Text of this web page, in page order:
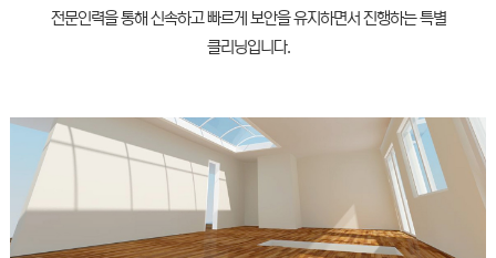
전문인력을 통해 신속하고 빠르게 보안을 유지하면서 진행하는 특별
클리닝입니다.